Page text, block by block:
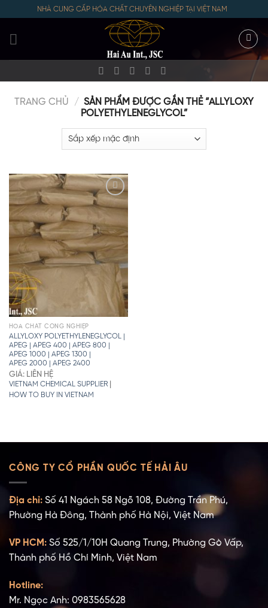
content
NHÀ CUNG CẤP HÓA CHẤT CHUYÊN NGHIỆP TẠI VIỆT NAM
TRANG CHỦ / SẢN PHẨM ĐƯỢC GẮN THẺ “ALLYLOXY
POLYETHYLENEGLYCOL”
HÓA CHẤT CÔNG NGHIỆP
ALLYLOXY POLYETHYLENEGLYCOL |
APEG | APEG 400 | APEG 800 |
APEG 1000 | APEG 1300 |
APEG 2000 | APEG 2400
GIÁ: LIÊN HỆ
VIETNAM CHEMICAL SUPPLIER|
HOW TO BUY IN VIETNAM
CÔNG TY CỔ PHẦN QUỐC TẾ HẢI ÂU
Địa chỉ: Số 41 Ngách 58 Ngõ 108, Đường Trần Phú,
Phường Hà Đông, Thành phố Hà Nội, Việt Nam
VP HCM: Số 525/1/10H Quang Trung, Phường Gò Vấp,
Thành phố Hồ Chí Minh, Việt Nam
Hotline:
Mr. Ngọc Anh: 0983565628